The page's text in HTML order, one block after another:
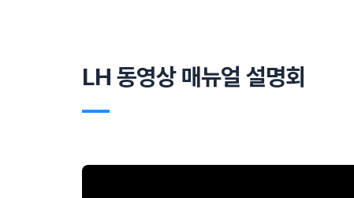
LH 동영상 매뉴얼 설명회
―